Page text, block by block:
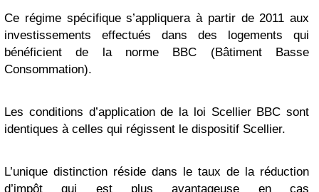
Ce régime spécifique s’appliquera à partir de 2011 aux
investissements effectués dans des logements qui
bénéficient de la norme BBC (Bâtiment Basse
Consommation).
Les conditions d’application de la loi Scellier BBC sont
identiques à celles qui régissent le dispositif Scellier.
L’unique distinction réside dans le taux de la réduction
d’impôt qui est plus avantageuse en cas